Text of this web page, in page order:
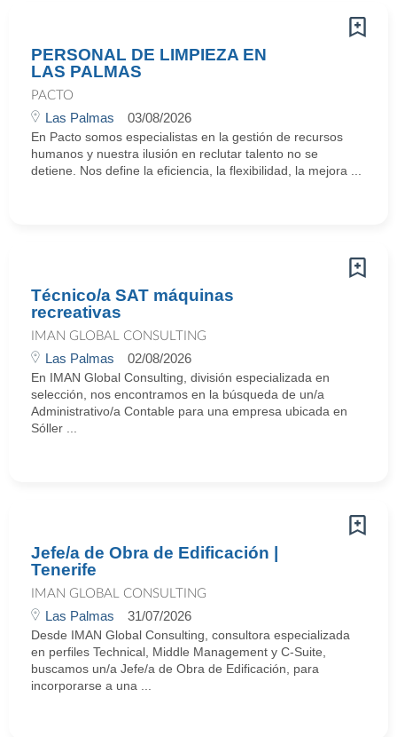
PERSONAL DE LIMPIEZA EN
LAS PALMAS
PACTO
Las Palmas 03/08/2026
En Pacto somos especialistas en la gestión de recursos
humanos y nuestra ilusión en reclutar talento no se
detiene. Nos define la eficiencia, la flexibilidad, la mejora ...
Técnico/a SAT máquinas
recreativas
IMAN GLOBAL CONSULTING
Las Palmas 02/08/2026
En IMAN Global Consulting, división especializada en
selección, nos encontramos en la búsqueda de un/a
Administrativo/a Contable para una empresa ubicada en
Sóller ...
Jefe/a de Obra de Edificación |
Tenerife
IMAN GLOBAL CONSULTING
Las Palmas 31/07/2026
Desde IMAN Global Consulting, consultora especializada
en perfiles Technical, Middle Management y C-Suite,
buscamos un/a Jefe/a de Obra de Edificación, para
incorporarse a una ...